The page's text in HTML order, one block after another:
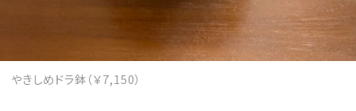
最新号を試し読み
やきしめドラ鉢（￥7,150）